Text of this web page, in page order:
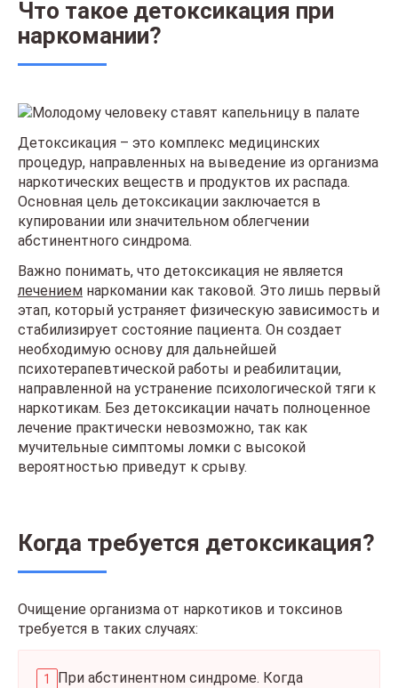
Что такое детоксикация при
наркомании?
Детоксикация – это комплекс медицинских
процедур, направленных на выведение из организма
наркотических веществ и продуктов их распада.
Основная цель детоксикации заключается в
купировании или значительном облегчении
абстинентного синдрома.
Важно понимать, что детоксикация не является
лечением наркомании как таковой. Это лишь первый
этап, который устраняет физическую зависимость и
стабилизирует состояние пациента. Он создает
необходимую основу для дальнейшей
психотерапевтической работы и реабилитации,
направленной на устранение психологической тяги к
наркотикам. Без детоксикации начать полноценное
лечение практически невозможно, так как
мучительные симптомы ломки с высокой
вероятностью приведут к срыву.
Когда требуется детоксикация?
Очищение организма от наркотиков и токсинов
требуется в таких случаях:
При абстинентном синдроме. Когда